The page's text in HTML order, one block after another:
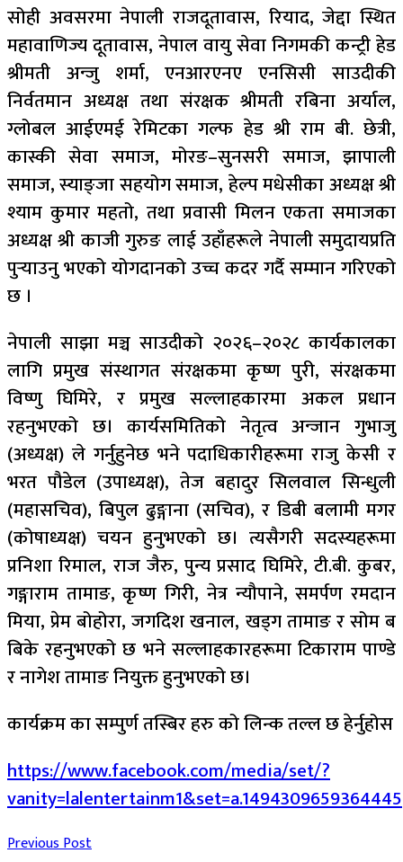
सोही अवसरमा नेपाली राजदूतावास, रियाद, जेद्दा स्थित
महावाणिज्य दूतावास, नेपाल वायु सेवा निगमकी कन्ट्री हेड
श्रीमती अन्जु शर्मा, एनआरएनए एनसिसी साउदीकी
निर्वतमान अध्यक्ष तथा संरक्षक श्रीमती रबिना अर्याल,
ग्लोबल आईएमई रेमिटका गल्फ हेड श्री राम बी. छेत्री,
कास्की सेवा समाज, मोरङ–सुनसरी समाज, झापाली
समाज, स्याङ्जा सहयोग समाज, हेल्प मधेसीका अध्यक्ष श्री
श्याम कुमार महतो, तथा प्रवासी मिलन एकता समाजका
अध्यक्ष श्री काजी गुरुङ लाई उहाँहरूले नेपाली समुदायप्रति
पुर्‍याउनु भएको योगदानको उच्च कदर गर्दै सम्मान गरिएको
छ ।
नेपाली साझा मञ्च साउदीको २०२६–२०२८ कार्यकालका
लागि प्रमुख संस्थागत संरक्षकमा कृष्ण पुरी, संरक्षकमा
विष्णु घिमिरे, र प्रमुख सल्लाहकारमा अकल प्रधान
रहनुभएको छ। कार्यसमितिको नेतृत्व अन्जान गुभाजु
(अध्यक्ष) ले गर्नुहुनेछ भने पदाधिकारीहरूमा राजु केसी र
भरत पौडेल (उपाध्यक्ष), तेज बहादुर सिलवाल सिन्धुली
(महासचिव), बिपुल ढुङ्गाना (सचिव), र डिबी बलामी मगर
(कोषाध्यक्ष) चयन हुनुभएको छ। त्यसैगरी सदस्यहरूमा
प्रनिशा रिमाल, राज जैरु, पुन्य प्रसाद घिमिरे, टी.बी. कुबर,
गङ्गाराम तामाङ, कृष्ण गिरी, नेत्र न्यौपाने, समर्पण रमदान
मिया, प्रेम बोहोरा, जगदिश खनाल, खड्ग तामाङ र सोम ब
बिके रहनुभएको छ भने सल्लाहकारहरूमा टिकाराम पाण्डे
र नागेश तामाङ नियुक्त हुनुभएको छ।
कार्यक्रम का सम्पुर्ण तस्बिर हरु को लिन्क तल्ल छ हेर्नुहोस
https://www.facebook.com/media/set/?
vanity=lalentertainm1&set=a.1494309659364445
Previous Post